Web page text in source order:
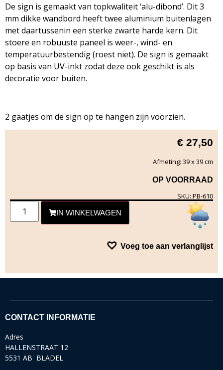
De sign is gemaakt van topkwaliteit ‘alu-dibond’. Dit 3
mm dikke wandbord heeft twee aluminium buitenlagen
met daartussenin een sterke zwarte harde kern. Dit
stoere en robuuste paneel is weer-, wind- en
temperatuurbestendig (roest niet). De sign is gemaakt
op basis van UV-inkt zodat deze ook geschikt is als
decoratie voor buiten.
2 gaatjes om de sign op te hangen zijn voorzien.
€ 27,50
Afmeting: 39 x 39 cm
OP VOORRAAD
SKU: PB-610
IN WINKELWAGEN
Voeg toe aan verlanglijst
CONTACT INFORMATIE
Adres
HALLENSTRAAT 12
5531 AB BLADEL